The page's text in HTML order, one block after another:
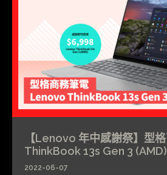
【Lenovo 年中感謝祭】型
ThinkBook 13s Gen 3 (AMD)
2022-06-07